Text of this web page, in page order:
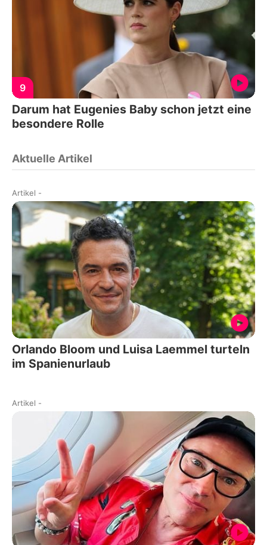
9
Darum hat Eugenies Baby schon jetzt eine
besondere Rolle
Aktuelle Artikel
Artikel -
Orlando Bloom und Luisa Laemmel turteln
im Spanienurlaub
Artikel -